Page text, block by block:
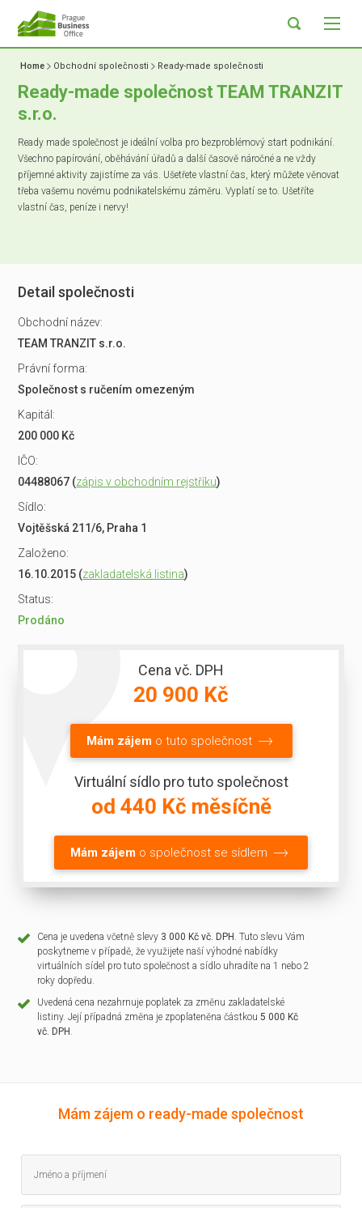
Home Obchodní společnosti Ready-made společnosti
Ready-made společnost TEAM TRANZIT
s.r.o.
Ready made společnost je ideální volba pro bezproblémový start podnikání.
Všechno papírování, oběhávání úřadů a další časově náročné a ne vždy
příjemné aktivity zajistíme za vás. Ušetřete vlastní čas, který můžete věnovat
třeba vašemu novému podnikatelskému záměru. Vyplatí se to. Ušetříte
vlastní čas, peníze i nervy!
Detail společnosti
Obchodní název:
TEAM TRANZIT s.r.o.
Právní forma:
Společnost s ručením omezeným
Kapitál:
200 000 Kč
IČO:
04488067 (zápis v obchodním rejstříku)
Sídlo:
Vojtěšská 211/6, Praha 1
Založeno:
16.10.2015 (zakladatelská listina)
Status:
Prodáno
Cena vč. DPH
20 900 Kč
Mám zájemo tuto společnost
Virtuální sídlo pro tuto společnost
od 440 Kč měsíčně
Mám zájem o společnost se sídlem
Cena je uvedena včetně slevy 3 000 Kč vč. DPH . Tuto slevu Vám
poskytneme v případě, že využijete naší výhodné nabídky
virtuálních sídel pro tuto společnost a sídlo uhradíte na 1 nebo 2
roky dopředu.
Uvedená cena nezahrnuje poplatek za změnu zakladatelské
listiny. Její případná změna je zpoplateněna částkou5 000 Kč
vč. DPH .
Mám zájem o ready-made společnost